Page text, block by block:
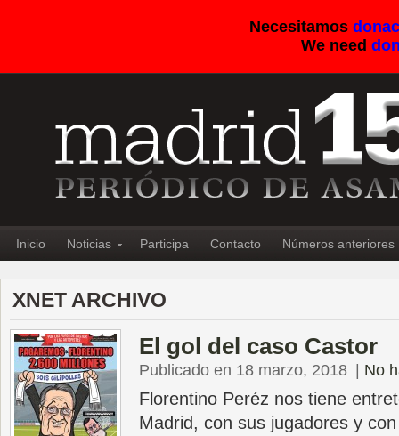
Necesitamos
We need
Inicio Noticias Participa Contacto Números anteriores
XNET ARCHIVO
El gol del caso Castor
Publicado en 18 marzo, 2018 No
Florentino Peréz nos tiene
Madrid, con sus jugadores y